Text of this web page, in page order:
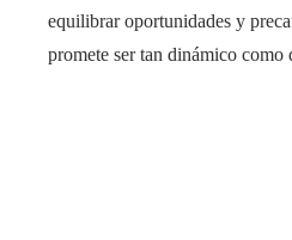
equilibrar oportunidades y
promete ser tan dinámico como